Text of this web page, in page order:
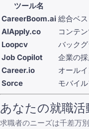
ツール名
CareerBoom.ai 総合ベ
AIApply.co
コンテ
Loopcv
バック
Job Copilot
企業の
Career.io
オール
Sorce
モバイ
あなたの就職
求職者のニーズは千差万